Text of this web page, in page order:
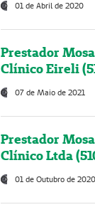
01 de Abril de 2020
Prestador
Clínico Eireli
07 de Maio de 2021
Prestador
Clínico Ltda
01 de Outubro de 2020